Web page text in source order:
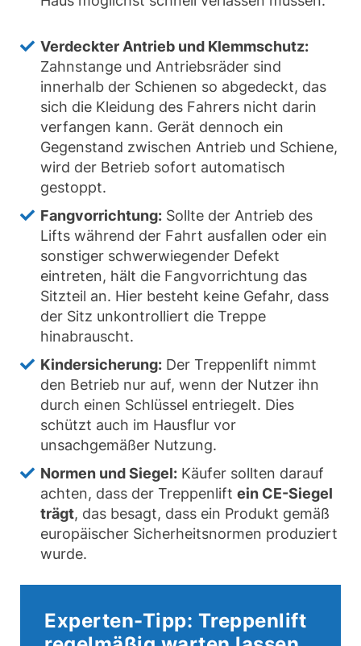
Verdeckter Antrieb und Klemmschutz:
Zahnstange und Antriebsräder sind
innerhalb der Schienen so abgedeckt, das
sich die Kleidung des Fahrers nicht darin
verfangen kann. Gerät dennoch ein
Gegenstand zwischen Antrieb und Schiene,
wird der Betrieb sofort automatisch
gestoppt.
Fangvorrichtung: Sollte der Antrieb des
Lifts während der Fahrt ausfallen oder ein
sonstiger schwerwiegender Defekt
eintreten, hält die Fangvorrichtung das
Sitzteil an. Hier besteht keine Gefahr, dass
der Sitz unkontrolliert die Treppe
hinabrauscht.
Kindersicherung: Der Treppenlift nimmt
den Betrieb nur auf, wenn der Nutzer ihn
durch einen Schlüssel entriegelt. Dies
schützt auch im Hausflur vor
unsachgemäßer Nutzung.
Normen und Siegel: Käufer sollten darauf
achten, dass der Treppenlift ein CE-Siegel
trägt, das besagt, dass ein Produkt gemäß
europäischer Sicherheitsnormen produziert
wurde.
Experten-Tipp: Treppenlift